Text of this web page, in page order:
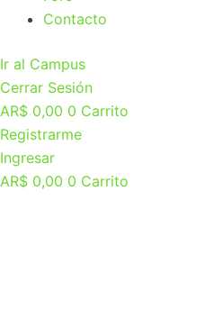
Contacto
Ir al Campus
Cerrar Sesión
AR$ 0,00 0 Carrito
Registrarme
Ingresar
AR$ 0,00 0 Carrito